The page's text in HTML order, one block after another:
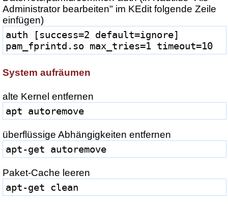
Administrator bearbeiten" im KEdit folgende Zeile
einfügen)
auth [success=2 default=ignore]
pam_fprintd.so max_tries=1 timeout=10
System aufräumen
alte Kernel entfernen
apt autoremove
überflüssige Abhängigkeiten entfernen
apt-get autoremove
Paket-Cache leeren
apt-get clean